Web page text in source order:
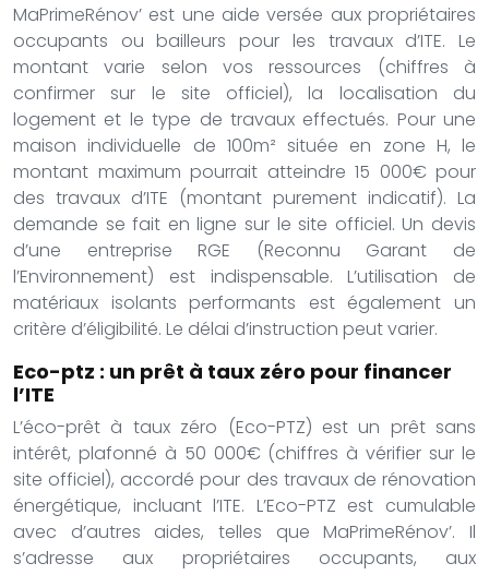
MaPrimeRénov’ est une aide versée aux propriétaires
occupants ou bailleurs pour les travaux d’ITE. Le
montant varie selon vos ressources (chiffres à
confirmer sur le site officiel), la localisation du
logement et le type de travaux effectués. Pour une
maison individuelle de 100m² située en zone H, le
montant maximum pourrait atteindre 15 000€ pour
des travaux d’ITE (montant purement indicatif). La
demande se fait en ligne sur le site officiel. Un devis
d’une entreprise RGE (Reconnu Garant de
l’Environnement) est indispensable. L’utilisation de
matériaux isolants performants est également un
critère d’éligibilité. Le délai d’instruction peut varier.
Eco-ptz : un prêt à taux zéro pour financer
l’ITE
L’éco-prêt à taux zéro (Eco-PTZ) est un prêt sans
intérêt, plafonné à 50 000€ (chiffres à vérifier sur le
site officiel), accordé pour des travaux de rénovation
énergétique, incluant l’ITE. L’Eco-PTZ est cumulable
avec d’autres aides, telles que MaPrimeRénov’. Il
s’adresse aux propriétaires occupants, aux